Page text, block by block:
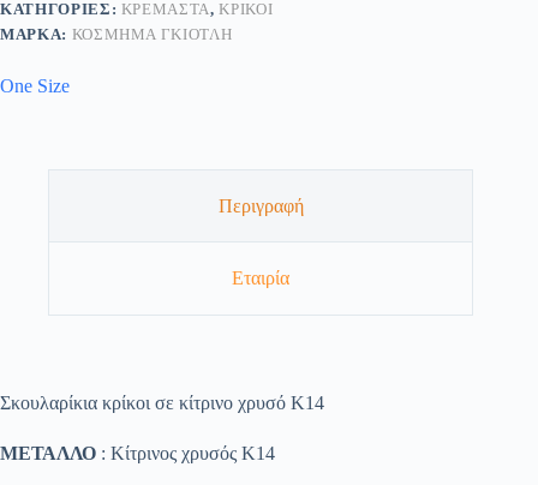
ΚΑΤΗΓΟΡΊΕΣ: ΚΡΕΜΑΣΤΆ,ΚΡΊΚΟΙ
ΜΆΡΚΑ: ΚΟΣΜΗΜΑ ΓΚΙΟΤΛΗ
One Size
Περιγραφή
Εταιρία
Σκουλαρίκια κρίκοι σε κίτρινο χρυσό Κ14
ΜΕΤΑΛΛΟ : Κίτρινος χρυσός K14